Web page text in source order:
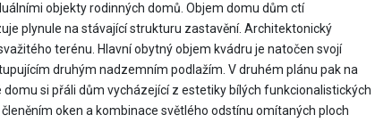
objekty rodinných domů. Objem domu dům ctí
plynule na stávající strukturu zastavění. Architektonický
terénu. Hlavní obytný objem kvádru je natočen svojí
druhým nadzemním podlažím. V druhém plánu pak na
si přáli dům vycházející z estetiky bílých funkcionalistických
oken a kombinace světlého odstínu omítaných ploch